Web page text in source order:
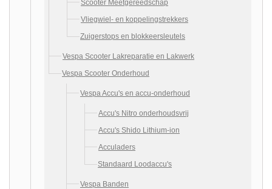
Scooter Meetgereedschap
Vliegwiel- en koppelingstrekkers
Zuigerstops en blokkeersleutels
Vespa Scooter Lakreparatie en Lakwerk
Vespa Scooter Onderhoud
Vespa Accu's en accu-onderhoud
Accu's Nitro onderhoudsvrij
Accu's Shido Lithium-ion
Acculaders
Standaard Loodaccu's
Vespa Banden